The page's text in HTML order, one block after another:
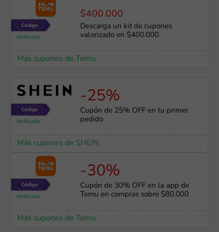
$400.000
Descarga un kit de cupones
valorizado en $400.000
Más cupones de Temu
-25%
Cupón de 25% OFF en tu primer
pedido
Más cupones de SHEIN
-30%
Cupón de 30% OFF en la app de
Temu en compras sobre $80.000
Más cupones de Temu